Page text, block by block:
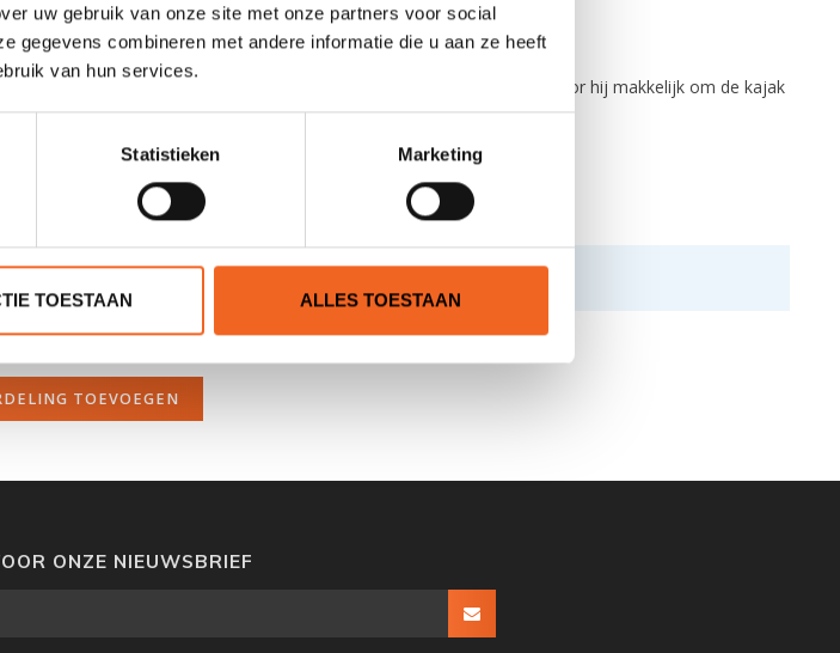
uw gebruik van onze site met onze partners voor social
gegevens combineren met andere informatie die u aan ze heeft
van hun services.
Statistieken Marketing
TOESTAAN ALLES TOESTAAN
van een lichte, ademende stof. De hoes heeft veel stretch waardoor hij makkelijk om de kajak
TOEVOEGEN
ONZE NIEUWSBRIEF